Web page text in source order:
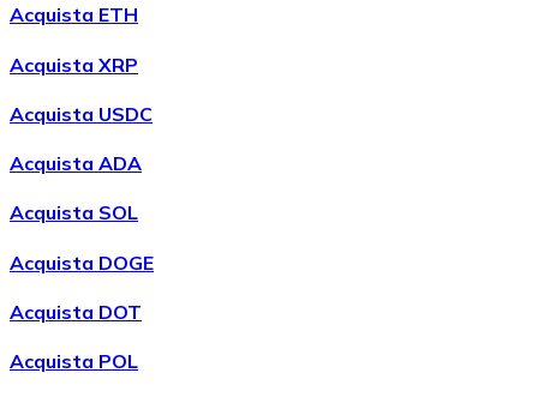
Acquista ETH
Acquista XRP
Acquista USDC
Acquista ADA
Acquista SOL
Acquista DOGE
Acquista DOT
Acquista POL